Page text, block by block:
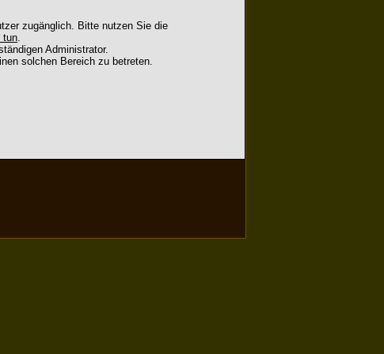
zugänglich. Bitte nutzen Sie die
tun.
Administrator.
solchen Bereich zu betreten.